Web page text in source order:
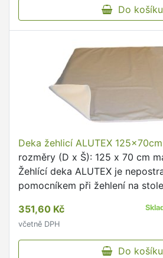
Do košíku
Deka žehlicí ALUTEX 125x70cm
rozměry (D x Š): 125 x 70 cm
Žehlící deka ALUTEX je
pomocníkem při žehlení na
351,60 Kč
včetně DPH
Do košíku